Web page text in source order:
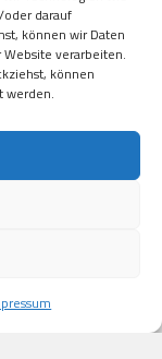
darauf
können wir Daten
verarbeiten.
können
werden.